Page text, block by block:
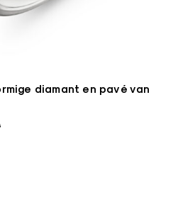
diamant en pavé van